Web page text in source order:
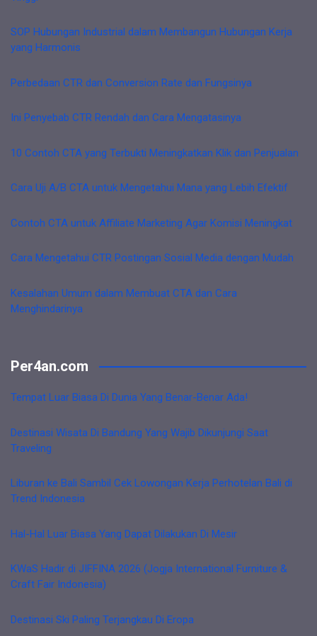
SOP Hubungan Industrial dalam Membangun Hubungan Kerja
yang Harmonis
Perbedaan CTR dan Conversion Rate dan Fungsinya
Ini Penyebab CTR Rendah dan Cara Mengatasinya
10 Contoh CTA yang Terbukti Meningkatkan Klik dan Penjualan
Cara Uji A/B CTA untuk Mengetahui Mana yang Lebih Efektif
Contoh CTA untuk Affiliate Marketing Agar Komisi Meningkat
Cara Mengetahui CTR Postingan Sosial Media dengan Mudah
Kesalahan Umum dalam Membuat CTA dan Cara
Menghindarinya
Per4an.com
Tempat Luar Biasa Di Dunia Yang Benar-Benar Ada!
Destinasi Wisata Di Bandung Yang Wajib Dikunjungi Saat
Traveling
Liburan ke Bali Sambil Cek Lowongan Kerja Perhotelan Bali di
Trend Indonesia
Hal-Hal Luar Biasa Yang Dapat Dilakukan Di Mesir
KWaS Hadir di JIFFINA 2026 (Jogja International Furniture &
Craft Fair Indonesia)
Destinasi Ski Paling Terjangkau Di Eropa